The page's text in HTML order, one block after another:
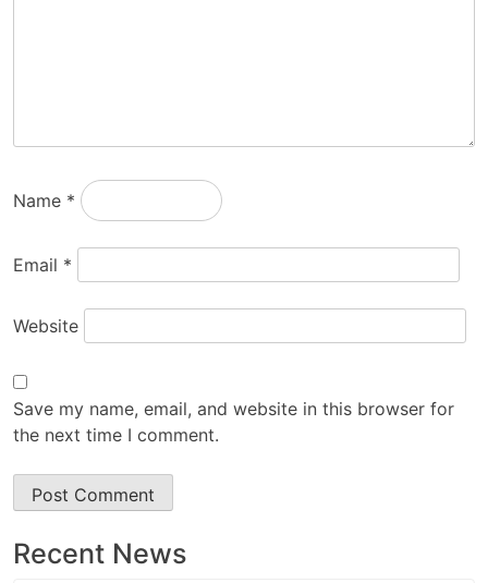
Name *
Email *
Website
Save my name, email, and website in this browser for
the next time I comment.
Recent News